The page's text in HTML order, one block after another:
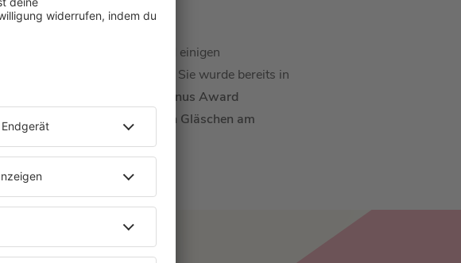
" und einigen
in der deutschen Medienwelt. Sie wurde bereits in
Venus Award
mit
Ein Gläschen am